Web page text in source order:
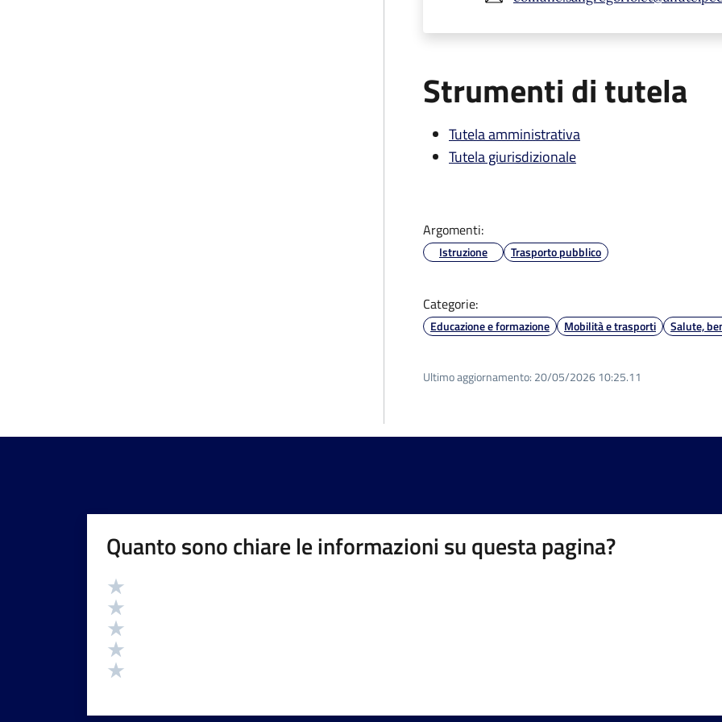
Strumenti di tutela
Tutela amministrativa
Tutela giurisdizionale
Argomenti:
Istruzione Trasporto pubblico
Categorie:
Educazione e formazione Mobilità e trasporti Salute,
Ultimo aggiornamento: 20/05/2026 10:25.11
Quanto sono chiare le informazioni su questa pagina?
Valutazione